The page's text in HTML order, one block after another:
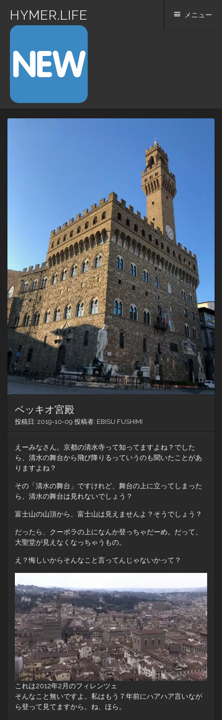
HYMER.LIFE メニュー
コ
ベッキオ宮殿
投稿日: 2019-10-09 投稿者: EBISU FUSHIMI
えーみなさん。京都の清水寺って知ってますよね？でした
ら、清水の舞台から飛び降りるっていうのも聞いたことがあ
りますよね？
その「清水の舞台」ですけれど、舞台の上に立ってしまった
ら、清水の舞台は見れないでしょう？
富士山の山頂から、富士山は見えませんよ？そうでしょう？
だったら、クーポラの上になんか登っちゃだーめ。だって、
大聖堂が見えなくなっちゃうもの。
え？悔しいからそんなこと言ってんじゃないかって？
これは2012年2月のフィレンツェ
そんなこと無いですよ。私はもう７年前にハアハア言いなが
ら登って見てますから。ね、ほら。